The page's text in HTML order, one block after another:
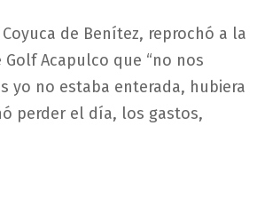
de Benítez, reprochó a la
Acapulco que “no nos
yo no estaba enterada, hubiera
perder el día, los gastos,